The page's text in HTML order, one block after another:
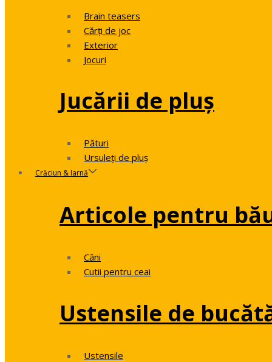
Brain teasers
Cărți de joc
Exterior
Jocuri
Jucării de pluș
Pături
Ursuleți de pluș
Crăciun & Iarnă
Articole pentru
Căni
Cutii pentru ceai
Ustensile de
Ustensile